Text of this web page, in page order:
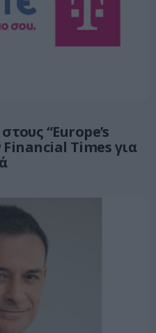
“Europe’s
Times για